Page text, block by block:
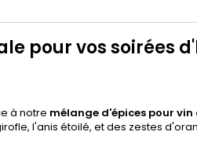
pour vos soirées
à notre mélange d'épices pour vin
l'anis étoilé, et des zestes